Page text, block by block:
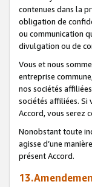
contenues dans la
obligation de
ou communication
divulgation ou de
Vous et nous
entreprise
nos sociétés
sociétés affiliées. Si
Accord, vous serez
Nonobstant toute
agisse d’une
présent Accord.